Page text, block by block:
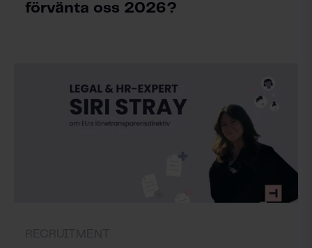
förvänta oss 2026?